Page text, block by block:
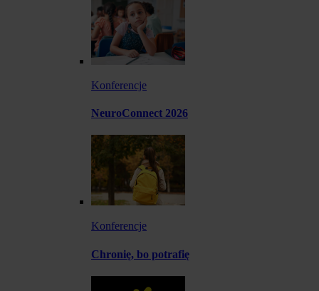
Konferencje
NeuroConnect 2026
Konferencje
Chronię, bo potrafię